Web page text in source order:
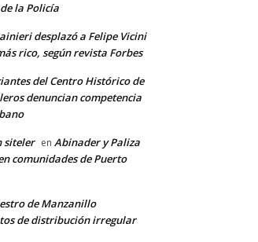
la Policía
desplazó a Felipe Vicini
rico, según revista Forbes
del Centro Histórico de
denuncian competencia
siteler en Abinader y Paliza
comunidades de Puerto
de Manzanillo
de distribución irregular